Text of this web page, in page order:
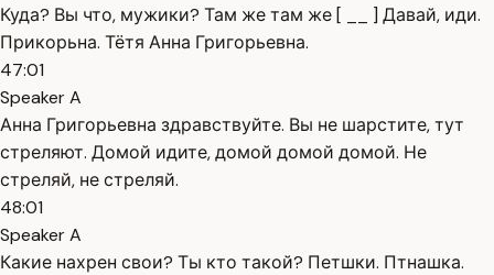
Куда? Вы что, мужики? Там же там же [ __ ] Давай, иди.
Прикорьна. Тётя Анна Григорьевна.
47:01
Speaker A
Анна Григорьевна здравствуйте. Вы не шарстите, тут
стреляют. Домой идите, домой домой домой. Не
стреляй, не стреляй.
48:01
Speaker A
Какие нахрен свои? Ты кто такой? Петшки. Птнашка.